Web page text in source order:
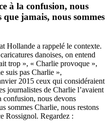
à la confusion, nous
jamais, nous sommes
Hollande a rappelé le contexte.
danoises, on entend
trop », « Charlie provoque »,
suis pas Charlie »,
2015 ceux qui considéraient
journalistes de Charlie l’avaient
confusion, nous devons
sommes Charlie, nous restons
Rossignol. Regardez :